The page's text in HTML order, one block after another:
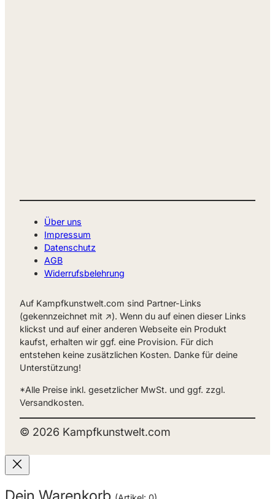
Über uns
Impressum
Datenschutz
AGB
Widerrufsbelehrung
Auf Kampfkunstwelt.com sind Partner-Links
(gekennzeichnet mit ↗). Wenn du auf einen dieser Links
klickst und auf einer anderen Webseite ein Produkt
kaufst, erhalten wir ggf. eine Provision. Für dich
entstehen keine zusätzlichen Kosten. Danke für deine
Unterstützung!
*Alle Preise inkl. gesetzlicher MwSt. und ggf. zzgl.
Versandkosten.
© 2026 Kampfkunstwelt.com